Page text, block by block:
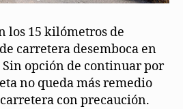
los 15 kilómetros de
carretera desemboca en
opción de continuar por
no queda más remedio
con precaución.